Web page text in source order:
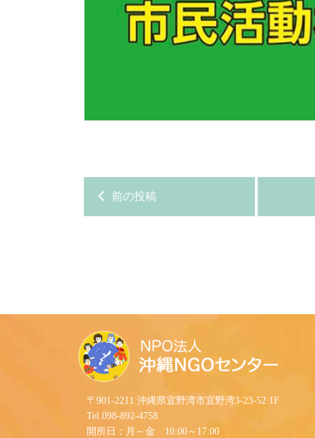
前の投稿
〒901-2211 沖縄県宜野湾市宜野湾3-23-52 1F
Tel.098-892-4758
開所日：月～金 10:00～17:00